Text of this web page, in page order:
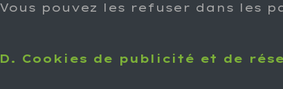
Vous pouvez les refuser dans les
D. Cookies de publicité et de